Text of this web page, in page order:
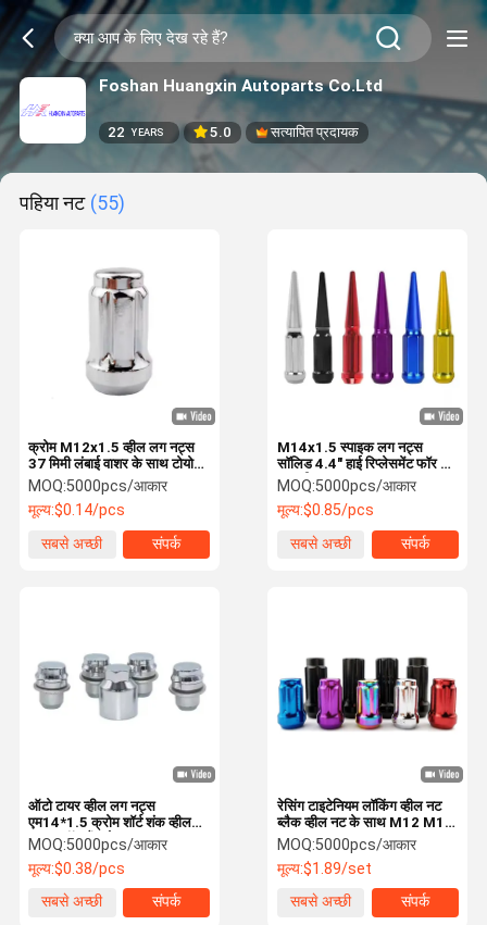
Foshan Huangxin Autoparts Co.Ltd
22 YEARS 5.0 सत्यापित प्रदायक
पहिया नट (55)
क्रोम M12x1.5 व्हील लग नट्स
37 मिमी लंबाई वाशर के साथ टोयोटा
कार
MOQ:5000pcs/आकार
मूल्य:$0.14/pcs
सबसे अच्छी
संपर्क
M14x1.5 स्पाइक लग नट्स
सॉलिड 4.4" हाई रिप्लेसमेंट फॉर 5
लग व्हील्स
MOQ:5000pcs/आकार
मूल्य:$0.85/pcs
सबसे अच्छी
संपर्क
ऑटो टायर व्हील लग नट्स
एम14*1.5 क्रोम शॉर्ट शंक व्हील
स्क्रू फॉर लैंड रोवर
MOQ:5000pcs/आकार
मूल्य:$0.38/pcs
सबसे अच्छी
संपर्क
रेसिंग टाइटेनियम लॉकिंग व्हील नट
ब्लैक व्हील नट के साथ M12 M14
आकार
MOQ:5000pcs/आकार
मूल्य:$1.89/set
सबसे अच्छी
संपर्क